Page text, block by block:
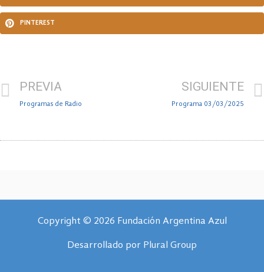
PINTEREST
PREVIA
Programas de Radio
SIGUIENTE
Programa 03/03/2025
Copyright © 2026 Fundación Argentina Azul
Desarrollado por Plural Group